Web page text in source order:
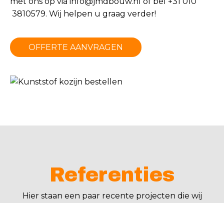
3810579. Wij helpen u graag verder!
OFFERTE AANVRAGEN
Referenties
Hier staan een paar recente projecten die wij